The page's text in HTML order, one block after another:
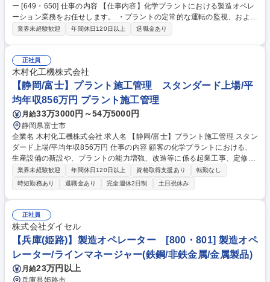
ー [649・650] 仕事の内容 【仕事内容】化学プラントにおける製造オペレ
ーション業務をお任せします。 ・プラントの定常的な運転の監視、および
操作 ・製造設備の点検 【組織について】多くの仲間とともに、人々の生
していける職場です。 募集職種 【兵庫(姫路)】製造プラントオペレーター
[649・650]
業界未経験歓迎 年間休日120日以上 退職金あり
正社員
木村化工機株式会社
【静岡/富士】プラント施工管理 スタンダード上場/平
均年収856万円 プラント施工管理
月給33万3000円～54万5000円
静岡県富士市
企業名 木村化工機株式会社 求人名 【静岡/富士】プラント施工管理 スタン
ダード上場/平均年収856万円 仕事の内容 顧客の化学プラントにおける、
生産設備の新設や、プラントの能力増強、改造等に係る起業工事、定修工
事、日常保全工事などの工事監督に携わって戴きます。※建物の改変は行
いません 【詳細】顧客から案件を受注し、積算～見積り・資材や人員の手
配・工事計画の立案および工事計画書の作成・現地での工事監督・検査段
取り・報告書の作成等をお任せします。 【魅力】ゆくゆくは、数千万～数
億円規模の大型起業工事案件も工事監督として担当いただけるよう成長い
ただきます。すべての段取りを終え、大型起業工事が完成した時の達成感
は、何事にもかえがたいやりがいがあります。 募集職種 【静岡/富士】プ
ラント施工管理 スタンダード上場/平均年収856万円
業界未経験歓迎 年間休日120日以上 資格取得支援あり
転勤なし
時短勤務あり
退職金あり 完全週休2日制 土日祝休み
正社員
株式会社ダイセル
【兵庫(姫路)】製造オペレーター [800・801] 製造オペ
レーター/ラインマネージャー(鉄鋼/非鉄金属/金属製品)
月給23万円以上
兵庫県姫路市